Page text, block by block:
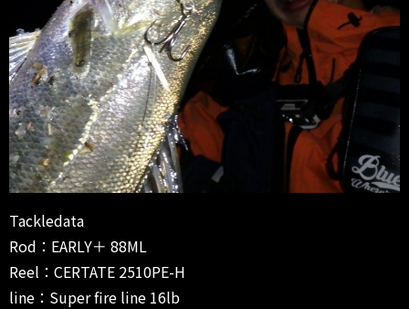
Tackledata
Rod：EARLY＋ 88ML
Reel：CERTATE 2510PE-H
line：Super fire line 16lb